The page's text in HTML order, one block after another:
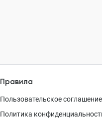
Правила
Пользовательское соглашение
Политика